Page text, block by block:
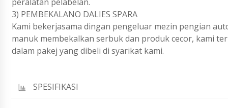
3) PEMBEKALANO DALIES SPARA
Kami bekerjasama dingan pengeluar mezin pengian
manuk membekalkan serbuk dan produk cecor, kami
dalam pakej yang dibeli di syarikat kami.
SPESIFIKASI